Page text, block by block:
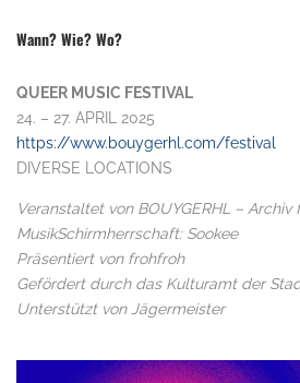
Wann? Wie? Wo?
QUEER MUSIC FESTIVAL
24. – 27. APRIL 2025
https://www.bouygerhl.com/festival
DIVERSE LOCATIONS
Veranstaltet von BOUYGERHL – Archiv
MusikSchirmherrschaft: Sookee
Präsentiert von frohfroh
Gefördert durch das Kulturamt der
Unterstützt von Jägermeister